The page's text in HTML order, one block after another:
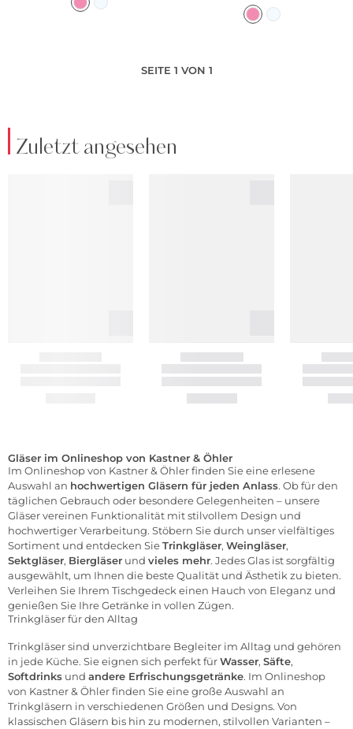
SEITE 1 VON 1
Zuletzt angesehen
Gläser im Onlineshop von Kastner & Öhler
Im Onlineshop von Kastner & Öhler finden Sie eine erlesene
Auswahl an hochwertigen Gläsern für jeden Anlass. Ob für den
täglichen Gebrauch oder besondere Gelegenheiten – unsere
Gläser vereinen Funktionalität mit stilvollem Design und
hochwertiger Verarbeitung. Stöbern Sie durch unser vielfältiges
Sortiment und entdecken SieTrinkgläser, Weingläser,
Sektgläser, Biergläser und vieles mehr. Jedes Glas ist sorgfältig
ausgewählt, um Ihnen die beste Qualität und Ästhetik zu bieten.
Verleihen Sie Ihrem Tischgedeck einen Hauch von Eleganz und
genießen Sie Ihre Getränke in vollen Zügen.
Trinkgläser für den Alltag
Trinkgläsersind unverzichtbare Begleiter im Alltag und gehören
in jede Küche. Sie eignen sich perfekt fürWasser, Säfte,
Softdrinks und andere Erfrischungsgetränke. Im Onlineshop
von Kastner & Öhler finden Sie eine große Auswahl an
Trinkgläsern in verschiedenen Größen und Designs. Von
klassischen Gläsern bis hin zu modernen, stilvollen Varianten –